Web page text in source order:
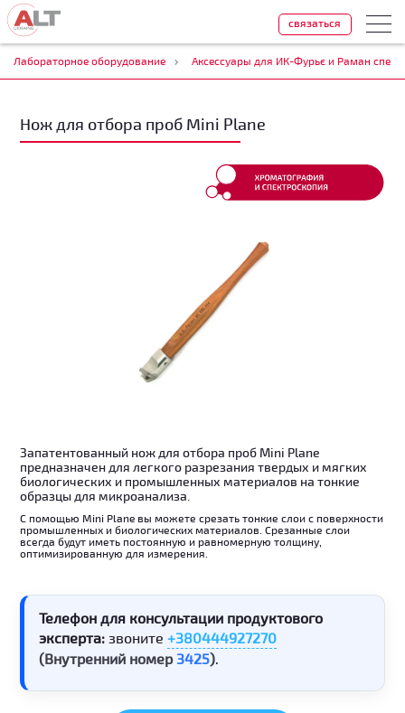
связаться
Лабораторное оборудование Аксессуары для ИК-Фурьє и Раман
Нож для отбора проб Mini Plane
Запатентованный нож для отбора проб Mini Plane
предназначен для легкого разрезания твердых и мягких
биологических и промышленных материалов на тонкие
образцы для микроанализа.
С помощью Mini Plane вы можете срезать тонкие слои с поверхности
промышленных и биологических материалов. Срезанные слои
всегда будут иметь постоянную и равномерную толщину,
оптимизированную для измерения.
Телефон для консультации продуктового
эксперта: звоните+380444927270
(Внутренний номер 3425)